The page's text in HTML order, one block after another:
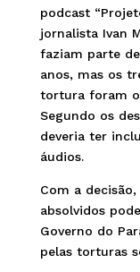
podcast
jornalista Ivan
faziam parte
anos, mas os
tortura foram
Segundo os
deveria ter
áudios.
Com a
absolvidos
Governo do
pelas torturas